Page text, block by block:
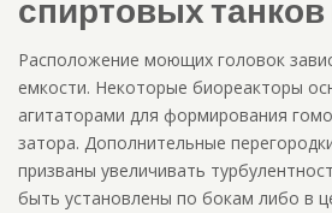
спиртовых танков
Расположение моющих головок
емкости. Некоторые биореакторы
агитаторами для формирования
затора. Дополнительные
призваны увеличивать
быть установлены по бокам либо в